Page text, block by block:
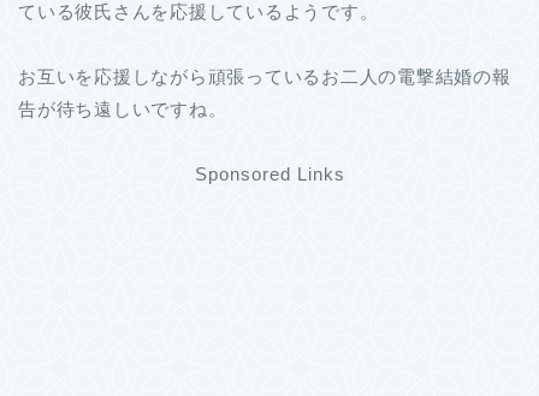
ている彼氏さんを応援しているようです。
お互いを応援しながら頑張っているお二人の電撃結婚の報
告が待ち遠しいですね。
Sponsored Links